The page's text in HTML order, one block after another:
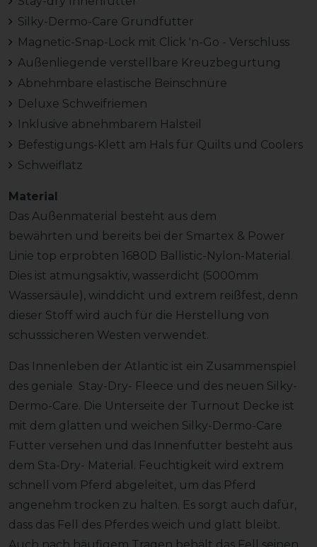
Silky-Dermo-Care Grundfutter
Magnetic-Snap-Lock mit Click 'n-Go - Verschluss
Außenliegende verstellbare Kreuzbegurtung
Abnehmbare elastische Beinschnüre
Deluxe Schweifriemen
Inklusive abnehmbarem Halsteil
Befestigungs-Klett am Hals für Quilts und Coolers
Schweiflatz
Material
Das Außenmaterial besteht aus dem
bewährten und bereits bei der Smartex & Power
Linie top erprobten 1680D Ballistic-Nylon-Material.
Dies ist atmungsaktiv, wasserdicht (5000mm
Wassersäule), winddicht und extrem reißfest, denn
dieser Stoff wird auch für die Herstellung von
schusssicheren Westen verwendet.
Das Innenleben der Atlantic ist ein Zusammenspiel
des geniale Stay-Dry- Fleece und des neuen Silky-
Dermo-Care. Die Unterseite der Turnout Decke ist
mit dem glatten und weichen Silky-Dermo-Care
Futter versehen und das Innenfutter besteht aus
dem Sta-Dry- Material. Feuchtigkeit wird extrem
schnell vom Pferd abgeleitet, um das Pferd
angenehm trocken zu halten. Es sorgt auch dafür,
dass das Fell des Pferdes weich und glatt bleibt.